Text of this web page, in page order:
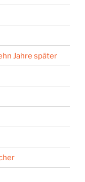
Jahre später